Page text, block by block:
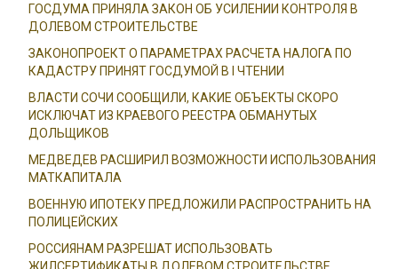
ГОСДУМА ПРИНЯЛА ЗАКОН ОБ УСИЛЕНИИ КОНТРОЛЯ В
ДОЛЕВОМ СТРОИТЕЛЬСТВЕ
ЗАКОНОПРОЕКТ О ПАРАМЕТРАХ РАСЧЕТА НАЛОГА ПО
КАДАСТРУ ПРИНЯТ ГОСДУМОЙ В I ЧТЕНИИ
ВЛАСТИ СОЧИ СООБЩИЛИ, КАКИЕ ОБЪЕКТЫ СКОРО
ИСКЛЮЧАТ ИЗ КРАЕВОГО РЕЕСТРА ОБМАНУТЫХ
ДОЛЬЩИКОВ
МЕДВЕДЕВ РАСШИРИЛ ВОЗМОЖНОСТИ ИСПОЛЬЗОВАНИЯ
МАТКАПИТАЛА
ВОЕННУЮ ИПОТЕКУ ПРЕДЛОЖИЛИ РАСПРОСТРАНИТЬ НА
ПОЛИЦЕЙСКИХ
РОССИЯНАМ РАЗРЕШАТ ИСПОЛЬЗОВАТЬ